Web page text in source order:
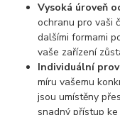
Vysoká úroveň
ochranu pro vaši
dalšími formami
vaše zařízení
Individuální
míru vašemu
jsou umístěny
snadný přístup